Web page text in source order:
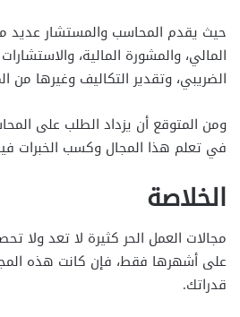
حيث يقدم المحاسب والمستشار عديد
المالي، والمشورة المالية،
الضريبي، وتقدير التكاليف وغيرها من
ومن المتوقع أن يزداد الطلب على
في تعلم هذا المجال وكسب الخبرات
الخلاصة
مجالات العمل الحر كثيرة لا تعد ولا
على أشهرها فقط، فإن كانت هذه
قدراتك.